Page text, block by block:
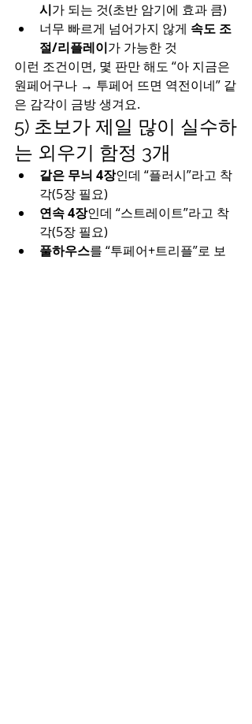
시가 되는 것(초반 암기에 효과 큼)
너무 빠르게 넘어가지 않게 속도 조
절/리플레이가 가능한 것
이런 조건이면, 몇 판만 해도 “아 지금은
원페어구나 → 투페어 뜨면 역전이네” 같
은 감각이 금방 생겨요.
5) 초보가 제일 많이 실수하
는 외우기 함정 3개
같은 무늬 4장인데 “플러시”라고 착
각(5장 필요)
연속 4장인데 “스트레이트”라고 착
각(5장 필요)
풀하우스를 “투페어+트리플”로 보